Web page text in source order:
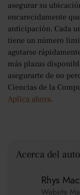
asegurar su
encarecidamente
anticipación. Cada
tiene un número
agotarse
más plazas
asegurarte de no
Ciencias de la
Aplica ahora.
Acerca del
Rhys
Website